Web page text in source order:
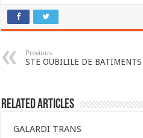
Previous
STE OUBILILE DE BATIMENTS
Related Articles
GALARDI TRANS